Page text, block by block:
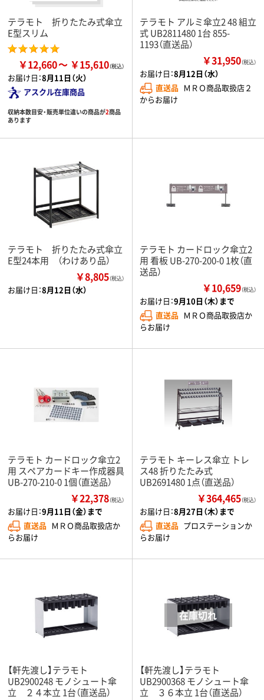
テラモト 折りたたみ式傘立
E型スリム
￥12,660 ￥15,610
お届け日：8月11日（火）
アスクル在庫商品
収納本数目安・販売単位違いの商品が2商品
あります
テラモト アルミ傘立2 48 組立
式 UB2811480 1台 855-
1193（直送品）
￥31,950（税込）
お届け日：8月12日（水）
直送品 ＭＲＯ商品取扱店２
からお届け
テラモト 折りたたみ式傘立
E型24本用 （わけあり品）
￥8,805（税込）
お届け日：8月12日（水）
テラモト カードロック傘立2
用 看板 UB-270-200-0 1枚（直
送品）
￥10,659（税込）
お届け日：9月10日（木）まで
直送品 ＭＲＯ商品取扱店か
らお届け
テラモト カードロック傘立2
用 スペアカードキー作成器具
UB-270-210-0 1個（直送品）
￥22,378（税込）
お届け日：9月11日（金）まで
直送品 ＭＲＯ商品取扱店か
らお届け
テラモト キーレス傘立 トレ
ス48 折りたたみ式
UB2691480 1点（直送品）
￥364,465（税込）
お届け日：8月27日（木）まで
直送品 プロステーションか
らお届け
【軒先渡し】テラモト
UB2900248 モノシュート傘
立 ２４本立 1台（直送品）
【軒先渡し】テラモト
UB2900368 モノシュート傘
立 ３６本立 1台（直送品）